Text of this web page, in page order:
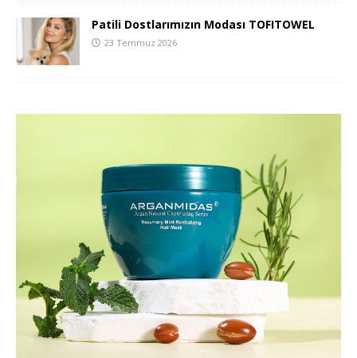
Patili Dostlarımızın Modası TOFITOWEL
23 Temmuz 2026